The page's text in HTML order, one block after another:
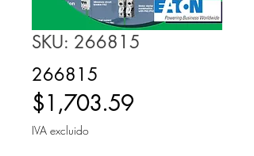
SKU: 266815
266815
$1,703.59Precio
IVA excluido